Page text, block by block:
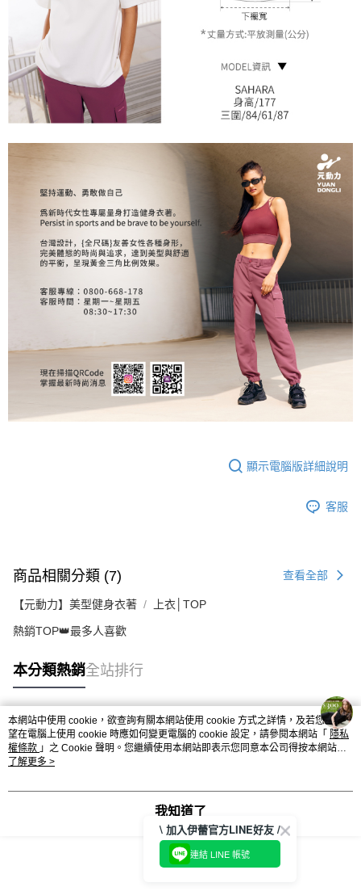
顯示電腦版詳細說明
客服
商品相關分類 (7) 查看全部
【元動力】美型健身衣著 上衣│TOP
熱銷TOP👑最多人喜歡
本分類熱銷全站排行
熱門標籤
本網站中使用 cookie，欲查詢有關本網站使用 cookie 方式之詳情，及若您不希
望在電腦上使用 cookie 時應如何變更電腦的 cookie 設定，請參閱本網站「 隱私
權條款 」之 Cookie 聲明。您繼續使用本網站即表示您同意本公司得按本網站使
用條款之 Cookie 聲明使用 cookie。
了解更多 >
我知道了
\ 加入伊蕾官方LINE好友 /
連結 LINE 帳號